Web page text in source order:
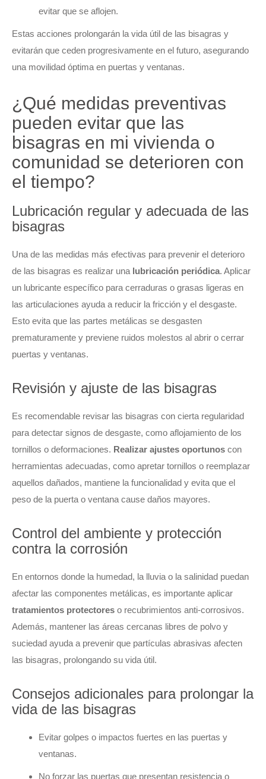
evitar que se aflojen.
Estas acciones prolongarán la vida útil de las bisagras y
evitarán que ceden progresivamente en el futuro, asegurando
una movilidad óptima en puertas y ventanas.
¿Qué medidas preventivas
pueden evitar que las
bisagras en mi vivienda o
comunidad se deterioren con
el tiempo?
Lubricación regular y adecuada de las
bisagras
Una de las medidas más efectivas para prevenir el deterioro
de las bisagras es realizar una lubricación periódica. Aplicar
un lubricante específico para cerraduras o grasas ligeras en
las articulaciones ayuda a reducir la fricción y el desgaste.
Esto evita que las partes metálicas se desgasten
prematuramente y previene ruidos molestos al abrir o cerrar
puertas y ventanas.
Revisión y ajuste de las bisagras
Es recomendable revisar las bisagras con cierta regularidad
para detectar signos de desgaste, como aflojamiento de los
tornillos o deformaciones. Realizar ajustes oportunos con
herramientas adecuadas, como apretar tornillos o reemplazar
aquellos dañados, mantiene la funcionalidad y evita que el
peso de la puerta o ventana cause daños mayores.
Control del ambiente y protección
contra la corrosión
En entornos donde la humedad, la lluvia o la salinidad puedan
afectar las componentes metálicas, es importante aplicar
tratamientos protectores o recubrimientos anti-corrosivos.
Además, mantener las áreas cercanas libres de polvo y
suciedad ayuda a prevenir que partículas abrasivas afecten
las bisagras, prolongando su vida útil.
Consejos adicionales para prolongar la
vida de las bisagras
Evitar golpes o impactos fuertes en las puertas y
ventanas.
No forzar las puertas que presentan resistencia o